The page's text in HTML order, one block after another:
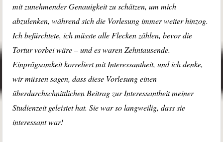
mit zunehmender Genauigkeit zu schätzen, um mich
abzulenken, während sich die Vorlesung immer weiter hinzog.
Ich befürchtete, ich müsste alle Flecken zählen, bevor die
Tortur vorbei wäre – und es waren Zehntausende.
Einprägsamkeit korreliert mit Interessantheit, und ich denke,
wir müssen sagen, dass diese Vorlesung einen
überdurchschnittlichen Beitrag zur Interessantheit meiner
Studienzeit geleistet hat. Sie war so langweilig, dass sie
interessant war!